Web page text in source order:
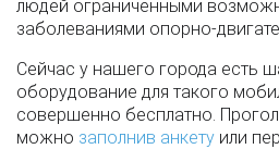
людей ограниченными
заболеваниями опорно-
Сейчас у нашего города есть
оборудование для такого
совершенно бесплатно.
можно заполнив анкету или